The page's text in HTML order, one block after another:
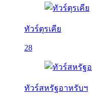
ทัวร์ตุรเคีย
28
ทัวร์สหรัฐอาหรับฯ